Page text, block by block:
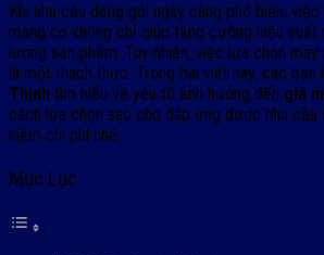
Khi nhu cầu đóng gói ngày càng phổ biến,
màng co không chỉ giúp tăng cường hiệu
lượng sản phẩm. Tuy nhiên, việc lựa chọn máy
là một thách thức. Trong bài viết này, các bạn
Thịnh tìm hiểu về yếu tố ảnh hưởng đến giá
cách lựa chọn sao cho đáp ứng được nhu
kiệm chi phí nhé.
Mục Lục